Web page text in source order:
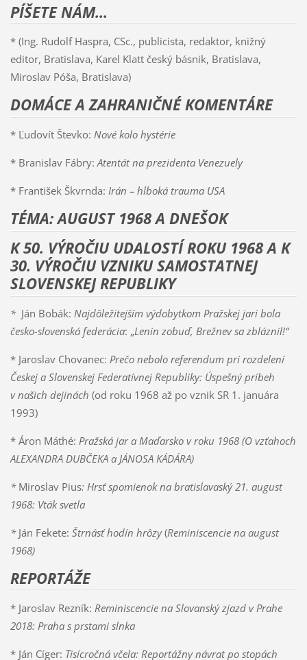
PÍŠETE NÁM...
* (Ing. Rudolf Haspra, CSc., publicista, redaktor, knižný
editor, Bratislava, Karel Klatt český básnik, Bratislava,
Miroslav Póša, Bratislava)
DOMÁCE A ZAHRANIČNÉ KOMENTÁRE
* Ľudovít Števko: Nové kolo hystérie
* Branislav Fábry:Atentát na prezidenta Venezuely
* František Škvrnda: Irán – hlboká trauma USA
TÉMA: AUGUST 1968 A DNEŠOK
K 50. VÝROČIU UDALOSTÍ ROKU 1968 A K
30. VÝROČIU VZNIKU SAMOSTATNEJ
SLOVENSKEJ REPUBLIKY
* Ján Bobák: Najdôležitejším výdobytkom Pražskej jari bola
česko-slovenská federácia: „Lenin zobuď, Brežnev sa zbláznil!“
* Jaroslav Chovanec: Prečo nebolo referendum pri rozdelení
Českej a Slovenskej Federatívnej Republiky: Úspešný príbeh
v našich dejinách (od roku 1968 až po vznik SR 1. januára
1993)
* Áron Máthé: Pražská jar a Maďarsko v roku 1968 (O vzťahoch
ALEXANDRA DUBČEKA a JÁNOSA KÁDÁRA)
*Miroslav Pius: Hrsť spomienok na bratislavaský 21. august
1968: Vták svetla
* Ján Fekete: Štrnásť hodín hrôzy(Reminiscencie na august
1968)
REPORTÁŽE
* Jaroslav Rezník: Reminiscencie na Slovanský zjazd v Prahe
2018: Praha s prstami slnka
* Ján Cíger: Tisícročná včela: Reportážny návrat po stopách